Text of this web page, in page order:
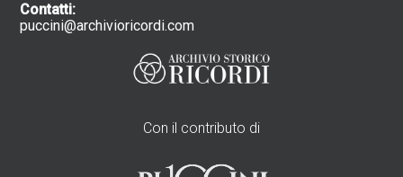
Contatti:
puccini@archivioricordi.com
Con il contributo di